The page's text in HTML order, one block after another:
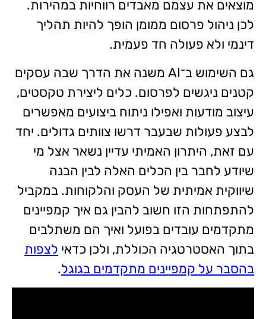
מוצאים את עצמם מאבדים רווחיות במהירות.
לכן ניהול פרסום ממומן הופך להיות תהליך
דינמי ולא פעולה חד פעמית.
גם השימוש ב־AI משנה את הדרך שבה עסקים
קטנים ניגשים לפרסום. כלים ליצירת טקסטים,
עיצוב מודעות ואפילו ניתוח ביצועים מאפשרים
לבצע פעולות שבעבר דרשו צוותים גדולים. יחד
עם זאת, היתרון האמיתי עדיין נשאר אצל מי
שיודע לחבר בין הכלים האלה לבין הבנה
שיווקית אמיתית של העסק והלקוחות. במקביל
להתפתחות הזו חשוב להבין גם איך קמפיינים
מתקדמים עובדים בפועל ואיך הם משתלבים
בתוך האסטרטגיה הכוללת, ולכן כדאי לצפות
בהסבר על קמפיינים מתקדמים בגוגל.